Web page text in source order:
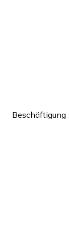
Beschäftigung